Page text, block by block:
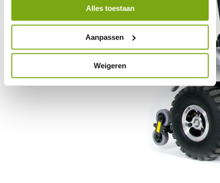
Alles toestaan
Aanpassen
Weigeren